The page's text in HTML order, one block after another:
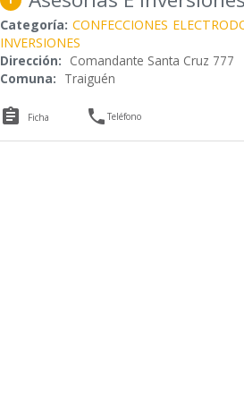
Categoría: CONFECCIONES
INVERSIONES
Dirección: Comandante Santa Cruz 777
Comuna: Traiguén
 Ficha Teléfono